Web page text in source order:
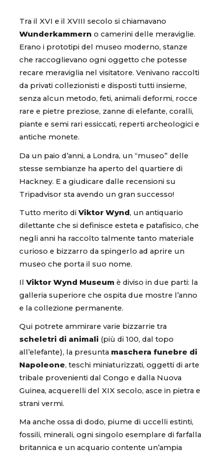
Tra il XVI e il XVIII secolo si chiamavano
Wunderkammern o camerini delle meraviglie.
Erano i prototipi del museo moderno, stanze
che raccoglievano ogni oggetto che potesse
recare meraviglia nel visitatore. Venivano raccolti
da privati collezionisti e disposti tutti insieme,
senza alcun metodo, feti, animali deformi, rocce
rare e pietre preziose, zanne di elefante, coralli,
piante e semi rari essiccati, reperti archeologici e
antiche monete.
Da un paio d’anni, a Londra, un “museo” delle
stesse sembianze ha aperto del quartiere di
Hackney. E a giudicare dalle recensioni su
Tripadvisor sta avendo un gran successo!
Tutto merito di Viktor Wynd, un antiquario
dilettante che si definisce esteta e patafisico, che
negli anni ha raccolto talmente tanto materiale
curioso e bizzarro da spingerlo ad aprire un
museo che porta il suo nome.
Il Viktor Wynd Museum è diviso in due parti: la
galleria superiore che ospita due mostre l’anno
e la collezione permanente.
Qui potrete ammirare varie bizzarrie tra
scheletri di animali (più di 100, dal topo
all’elefante), la presunta maschera funebre di
Napoleone, teschi miniaturizzati, oggetti di arte
tribale provenienti dal Congo e dalla Nuova
Guinea, acquerelli del XIX secolo, asce in pietra e
strani vermi.
Ma anche ossa di dodo, piume di uccelli estinti,
fossili, minerali, ogni singolo esemplare di farfalla
britannica e un acquario contente un’ampia